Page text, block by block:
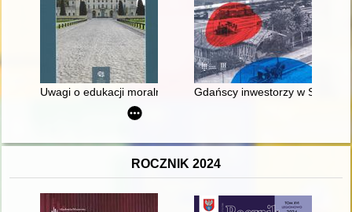
Uwagi o edukacji moralnej synów szlacheckich w XVI-
Gdańscy inwestorzy w
ROCZNIK 2024